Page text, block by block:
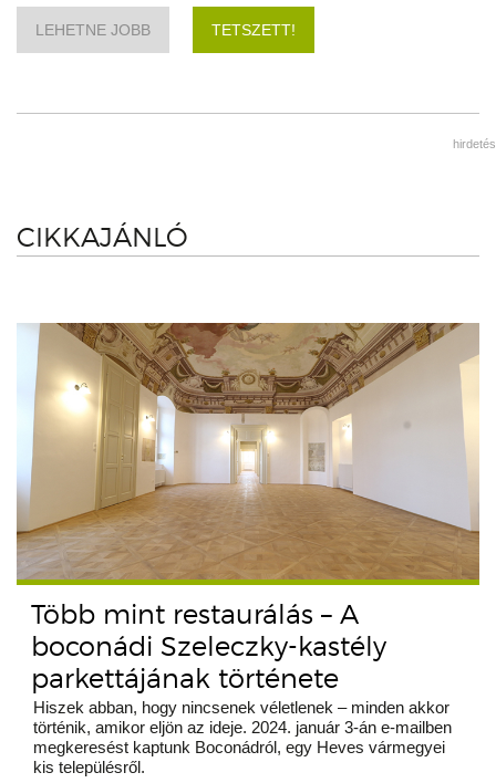
LEHETNE JOBB TETSZETT!
hirdetés
CIKKAJÁNLÓ
Több mint restaurálás – A
boconádi Szeleczky-kastély
parkettájának története
Hiszek abban, hogy nincsenek véletlenek – minden akkor
történik, amikor eljön az ideje. 2024. január 3-án e-mailben
megkeresést kaptunk Boconádról, egy Heves vármegyei
kis településről.